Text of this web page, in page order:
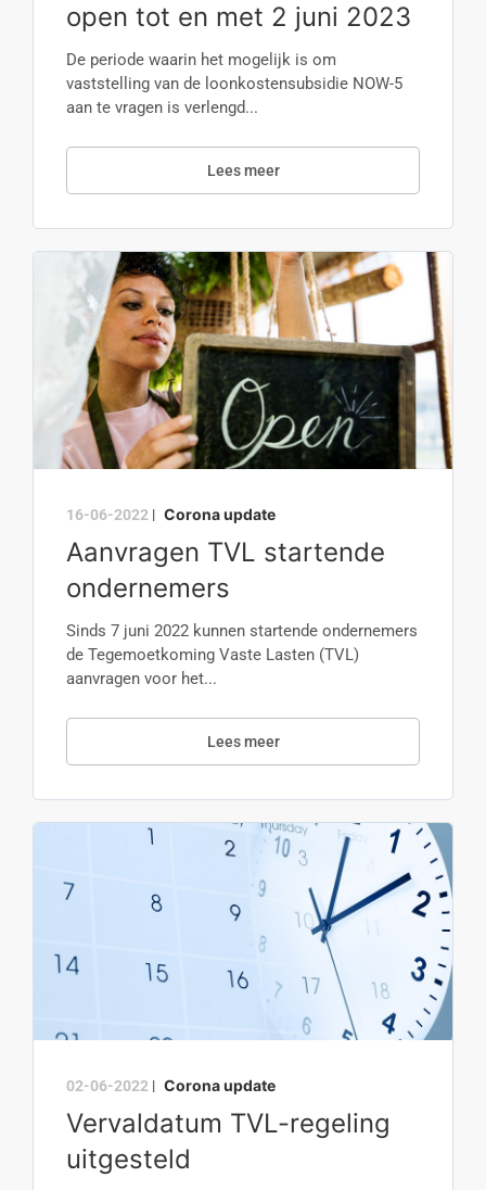
open tot en met 2 juni 2023
De periode waarin het mogelijk is om
vaststelling van de loonkostensubsidie NOW-5
aan te vragen is verlengd...
Lees meer
16-06-2022 | Corona update
Aanvragen TVL startende
ondernemers
Sinds 7 juni 2022 kunnen startende ondernemers
de Tegemoetkoming Vaste Lasten (TVL)
aanvragen voor het...
Lees meer
02-06-2022 | Corona update
Vervaldatum TVL-regeling
uitgesteld